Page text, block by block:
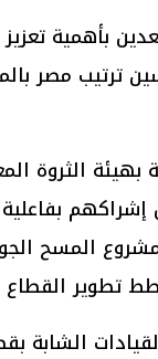
بأهمية
ترتيب مصر
الثروة
المسح
تطوير القطاع
الشابة